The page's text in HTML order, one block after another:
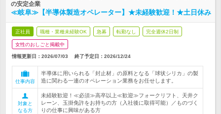
の安定企業
≪岐阜≫【半導体製造オペレーター】★未経験歓迎！★土日休み
正社員 職種・業種未経験OK 急募 転勤なし 完全週休2日制
女性のおしごと掲載中
情報更新日：2026/07/03 終了予定日： 2026/12/24
仕事内容
半導体に用いられる「封止材」の原料となる「球状シリカ」の製
造に関わる一連のオペレーション業務をお任せします。
対象と
なる方
未経験歓迎！≪必須≫高卒以上≪歓迎≫フォークリフト、天井ク
レーン、玉掛免許をお持ちの方（入社後に取得可能）／ものづく
りの仕事に興味がある方